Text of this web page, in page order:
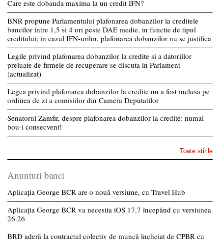
Care este dobanda maxima la un credit IFN?
BNR propune Parlamentului plafonarea dobanzilor la creditele
bancilor intre 1,5 si 4 ori peste DAE medie, in functie de tipul
creditului; in cazul IFN-urilor, plafonarea dobanzilor nu se justifica
Legile privind plafonarea dobanzilor la credite si a datoriilor
preluate de firmele de recuperare se discuta in Parlament
(actualizat)
Legea privind plafonarea dobanzilor la credite nu a fost inclusa pe
ordinea de zi a comisiilor din Camera Deputatilor
Senatorul Zamfir, despre plafonarea dobanzilor la credite: numai
bou-i consecvent!
Toate stirile
Anunturi banci
Aplicația George BCR are o nouă versiune, cu Travel Hub
Aplicația George BCR va necesita iOS 17.7 începând cu versiunea
26.26
BRD aderă la contractul colectiv de muncă încheiat de CPBR cu